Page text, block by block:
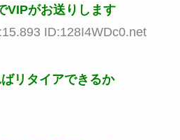
VIPがお送りします
ID:128I4WDc0.net
リタイアできるか